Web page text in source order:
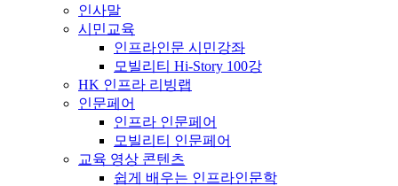
인사말
시민교육
인프라인문 시민강좌
모빌리티 Hi-Story 100강
HK 인프라 리빙랩
인문페어
인프라 인문페어
모빌리티 인문페어
교육 영상 콘텐츠
쉽게 배우는 인프라인문학